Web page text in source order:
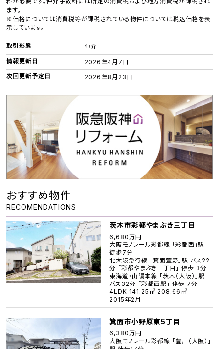
ます。
※価格については消費税等が課税されている物件については税込価格を表
示しています。
取引形態
仲介
情報更新日
2026年4月7日
次回更新予定日
2026年8月23日
おすすめ物件
RECOMENDATIONS
茨木市彩都やまぶき三丁目
6,680万円
大阪モノレール彩都線 「彩都西」駅
徒歩7分
北大阪急行線 「箕面萱野」駅 バス22
分 「彩都やまぶき三丁目」 停歩 3分
東海道・山陽本線 「茨木（大阪）」駅
バス32分 「彩都西駅」 停歩 7分
4LDK 141.25㎡ 208.66㎡
2015年2月
箕面市小野原東5丁目
6,380万円
大阪モノレール彩都線 「豊川（大阪）」